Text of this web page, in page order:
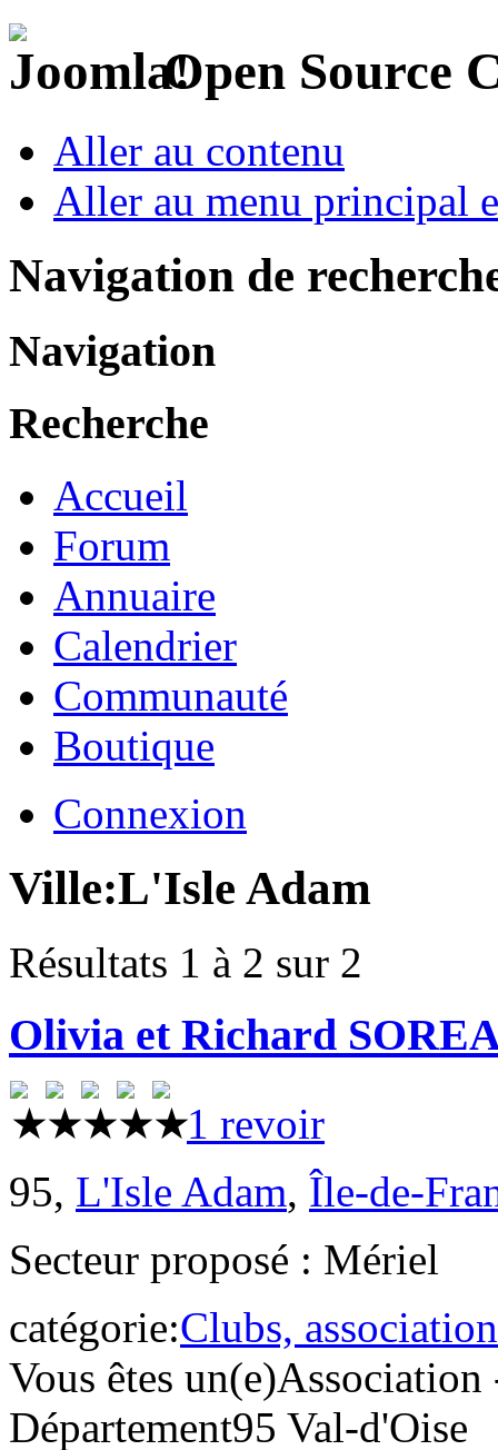
Open Source
Aller au contenu
Aller au menu principal
Navigation de
Navigation
Recherche
Accueil
Forum
Annuaire
Calendrier
Communauté
Boutique
Connexion
Ville:L'Isle Adam
Résultats 1 à 2 sur 2
Olivia et Richard
1 revoir
95, L'Isle Adam, Île-de-
Secteur proposé : Mériel
catégorie:Clubs,
Vous êtes un(e)Association
Département95 Val-d'Oise